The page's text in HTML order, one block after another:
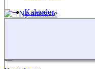
Kalender
Alle medier